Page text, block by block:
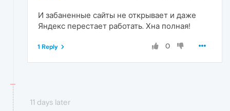
И забаненные сайты не открывает и даже
Яндекс перестает работать. Хна полная!
0
1 Reply
11 days later